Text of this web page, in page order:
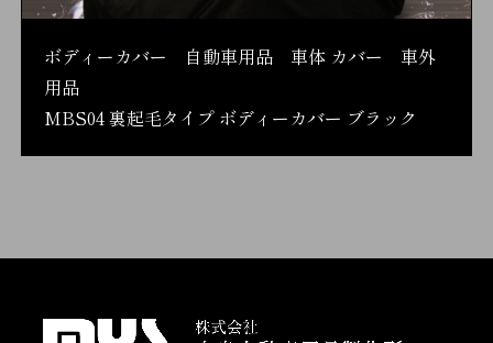
ボディーカバー 自動車用品 車体 カバー 車外
用品
MBS04 裏起毛タイプ ボディーカバー ブラック